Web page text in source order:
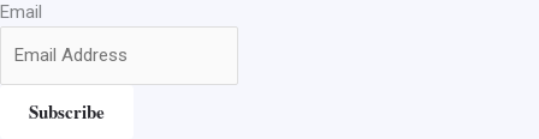
Email
Subscribe